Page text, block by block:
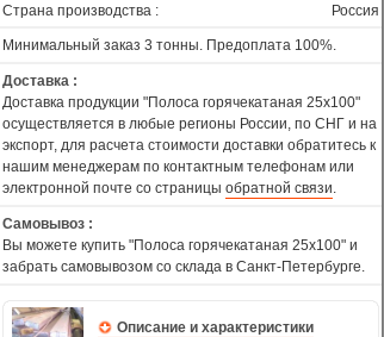
Страна производства :
Россия
Минимальный заказ 3 тонны. Предоплата 100%.
Доставка :
Доставка продукции "Полоса горячекатаная 25х100"
осуществляется в любые регионы России, по СНГ и на
экспорт, для расчета стоимости доставки обратитесь к
нашим менеджерам по контактным телефонам или
электронной почте со страницы обратной связи.
Самовывоз :
Вы можете купить "Полоса горячекатаная 25х100" и
забрать самовывозом со склада в Санкт-Петербурге.
Описание и характеристики